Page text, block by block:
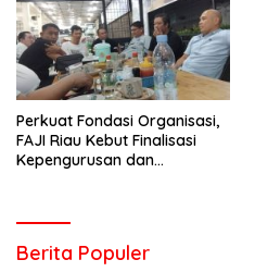
Perkuat Fondasi Organisasi,
FAJI Riau Kebut Finalisasi
Kepengurusan dan
Berita Populer